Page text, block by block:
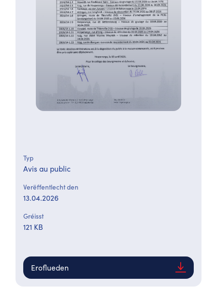
Typ
Avis au public
Verëffentlecht den
13.04.2026
Gréisst
121 KB
Eroflueden